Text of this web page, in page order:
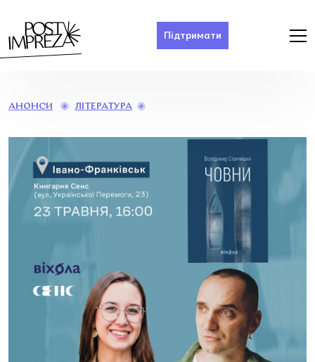
Підтримати
АНОНСИ ЛІТЕРАТУРА
СТАНЧИШИНА